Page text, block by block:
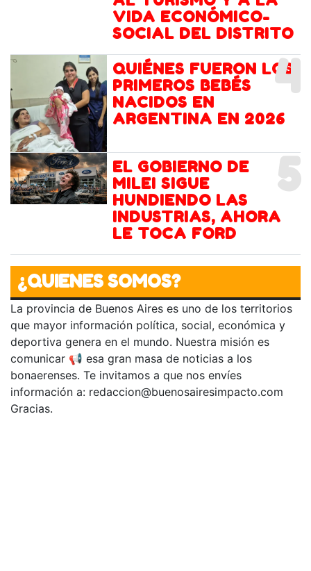
VIDA ECONÓMICO-
SOCIAL DEL DISTRITO
4
QUIÉNES FUERON LOS
PRIMEROS BEBÉS
NACIDOS EN
ARGENTINA EN 2026
5
EL GOBIERNO DE
MILEI SIGUE
HUNDIENDO LAS
INDUSTRIAS, AHORA
LE TOCA FORD
¿QUIENES SOMOS?
La provincia de Buenos Aires es uno de los territorios
que mayor información política, social, económica y
deportiva genera en el mundo. Nuestra misión es
comunicar 📢 esa gran masa de noticias a los
bonaerenses. Te invitamos a que nos envíes
información a: redaccion@buenosairesimpacto.com
Gracias.